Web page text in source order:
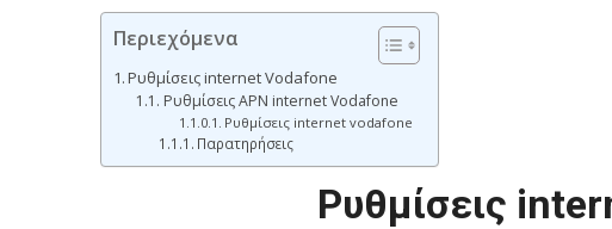
Περιεχόμενα
Ρυθμίσεις internet Vodafone
Ρυθμίσεις APN internet Vodafone
Ρυθμίσεις internet vodafone
Παρατηρήσεις
Ρυθμίσεις